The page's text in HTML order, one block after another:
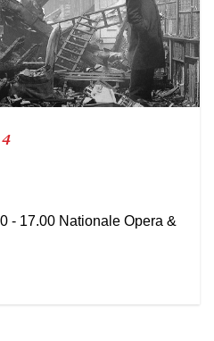
- 17.00 Nationale Opera &